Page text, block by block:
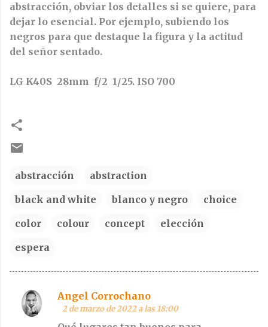
abstracción, obviar los detalles si se quiere, para
dejar lo esencial. Por ejemplo, subiendo los
negros para que destaque la figura y la actitud
del señor sentado.
LG K40S 28mm f/2 1/25. ISO 700
abstracción
abstraction
black and white
blanco y negro
choice
color
colour concept
elección
espera
C
o
Angel Corrochano
2 de marzo de 2022 a las 18:00